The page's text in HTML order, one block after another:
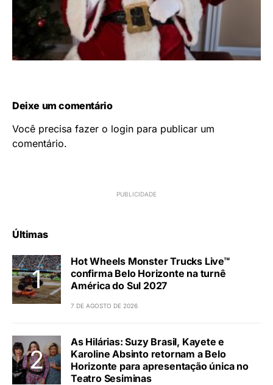
Deixe um comentário
Você precisa fazer o login para publicar um
comentário.
Últimas
Hot Wheels Monster Trucks Live™
confirma Belo Horizonte na turnê
América do Sul 2027
7 DE AGOSTO DE 2026
As Hilárias: Suzy Brasil, Kayete e
Karoline Absinto retornam a Belo
Horizonte para apresentação única no
Teatro Sesiminas